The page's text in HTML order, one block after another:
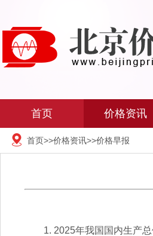
首页 价格资讯
首页>>价格资讯>>价格早报
1. 2025年我国国内生产